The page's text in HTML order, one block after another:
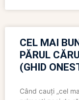
CEL MAI
PĂRUL
(GHID
Când cauți „cel